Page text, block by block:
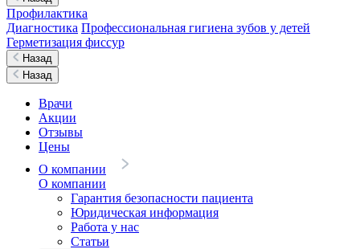
Профилактика
Диагностика Профессиональная гигиена зубов у детей
Герметизация фиссур
Назад
Назад
Врачи
Акции
Отзывы
Цены
О компании
О компании
Гарантия безопасности пациента
Юридическая информация
Работа у нас
Статьи